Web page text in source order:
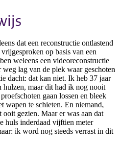
dat een reconstructie ontlastend
op basis van een
weleens een videoreconstructie
lag van de plek waar geschoten
dacht: dat kan niet. Ik heb 37 jaar
hulzen, maar dit had ik nog nooit
gaan lossen en bleek
wapen te schieten. En niemand,
ooit gezien. Maar er was aan dat
huls inderdaad vijftien meter
ik word nog steeds verrast in dit